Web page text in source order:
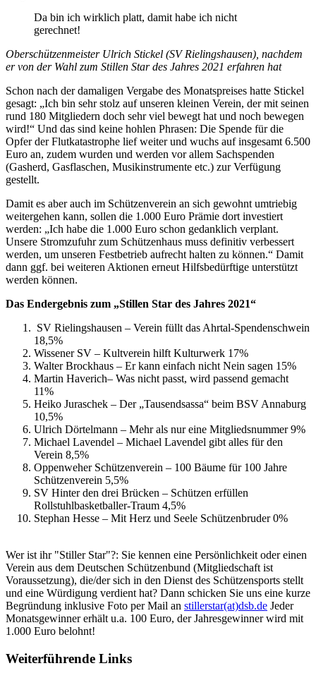
Da bin ich wirklich platt, damit habe ich nicht
gerechnet!
Oberschützenmeister Ulrich Stickel (SV Rielingshausen), nachdem
er von der Wahl zum Stillen Star des Jahres 2021 erfahren hat
Schon nach der damaligen Vergabe des Monatspreises hatte Stickel
gesagt: „Ich bin sehr stolz auf unseren kleinen Verein, der mit seinen
rund 180 Mitgliedern doch sehr viel bewegt hat und noch bewegen
wird!“ Und das sind keine hohlen Phrasen: Die Spende für die
Opfer der Flutkatastrophe lief weiter und wuchs auf insgesamt 6.500
Euro an, zudem wurden und werden vor allem Sachspenden
(Gasherd, Gasflaschen, Musikinstrumente etc.) zur Verfügung
gestellt.
Damit es aber auch im Schützenverein an sich gewohnt umtriebig
weitergehen kann, sollen die 1.000 Euro Prämie dort investiert
werden: „Ich habe die 1.000 Euro schon gedanklich verplant.
Unsere Stromzufuhr zum Schützenhaus muss definitiv verbessert
werden, um unseren Festbetrieb aufrecht halten zu können.“ Damit
dann ggf. bei weiteren Aktionen erneut Hilfsbedürftige unterstützt
werden können.
Das Endergebnis zum „Stillen Star des Jahres 2021“
SV Rielingshausen – Verein füllt das Ahrtal-Spendenschwein
18,5%
Wissener SV – Kultverein hilft Kulturwerk 17%
Walter Brockhaus – Er kann einfach nicht Nein sagen 15%
Martin Haverich– Was nicht passt, wird passend gemacht
11%
Heiko Juraschek – Der „Tausendsassa“ beim BSV Annaburg
10,5%
Ulrich Dörtelmann – Mehr als nur eine Mitgliedsnummer 9%
Michael Lavendel – Michael Lavendel gibt alles für den
Verein 8,5%
Oppenweher Schützenverein – 100 Bäume für 100 Jahre
Schützenverein 5,5%
SV Hinter den drei Brücken – Schützen erfüllen
Rollstuhlbasketballer-Traum 4,5%
Stephan Hesse – Mit Herz und Seele Schützenbruder 0%
Wer ist ihr "Stiller Star"?: Sie kennen eine Persönlichkeit oder einen
Verein aus dem Deutschen Schützenbund (Mitgliedschaft ist
Voraussetzung), die/der sich in den Dienst des Schützensports stellt
und eine Würdigung verdient hat? Dann schicken Sie uns eine kurze
Begründung inklusive Foto per Mail an stillerstar(at)dsb.de Jeder
Monatsgewinner erhält u.a. 100 Euro, der Jahresgewinner wird mit
1.000 Euro belohnt!
Weiterführende Links